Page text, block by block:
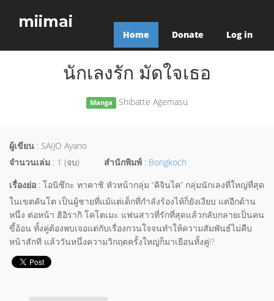
miimai
Home Donate Log in
นักเลงรัก มัดใจเธอ
Manga Shibatte Agemasu
ผู้เขียน : SAIJO Ayano
จำนวนเล่ม : 1 (จบ) สำนักพิมพ์ : Bongkoch
เรื่องย่อ : โอนิซึกะ ทาคาชิ หัวหน้ากลุ่ม “คิจินไค” กลุ่มนักเลงที่ใหญ่ที่สุด
ในเขตคันโต เป็นผู้ชายที่แม้แต่เด็กที่กำลังร้องไห้ก็ยังเงียบ แต่อีกด้าน
หนึ่ง ต่อหน้า ฮิอิรากิ โคโตเมะ แฟนสาวที่รักที่สุดแล้วกลับกลายเป็นคน
ขี้อ้อน ทั้งคู่ต้องพบเจอแต่กับเรื่องกวนใจจนทำให้ความสัมพันธ์ไม่คืบ
หน้าสักที แล้ววันหนึ่งความวิกฤตครั้งใหญ่ก็มาเยือนทั้งคู่!?